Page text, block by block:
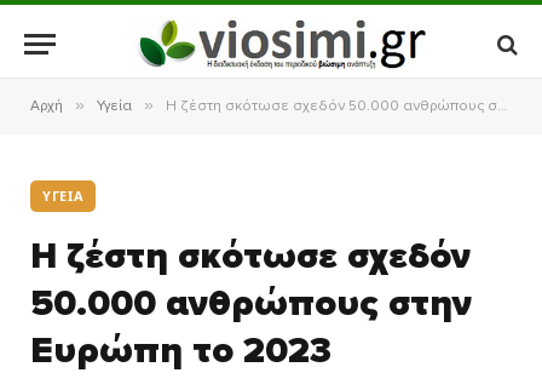
Αρχή » Υγεία » Η ζέστη σκότωσε σχεδόν 50.000 ανθρώπους στην Ευρώπη το 2023
ΥΓΕΊΑ
Η ζέστη σκότωσε σχεδόν
50.000 ανθρώπους στην
Ευρώπη το 2023